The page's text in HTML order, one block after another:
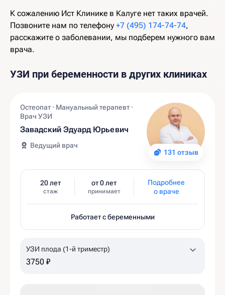
К сожалению Ист Клинике в Калуге нет таких врачей.
Позвоните нам по телефону +7 (495) 174-74-74,
расскажите о заболевании, мы подберем нужного вам
врача.
УЗИ при беременности в других клиниках
131 отзыв
Остеопат · Мануальный терапевт ·
Врач УЗИ
Завадский Эдуард Юрьевич
Ведущий врач
20 лет
стаж
от 0 лет
принимает
Подробнее
о враче
Работает с беременными
УЗИ плода (1-й триместр)
3750 ₽